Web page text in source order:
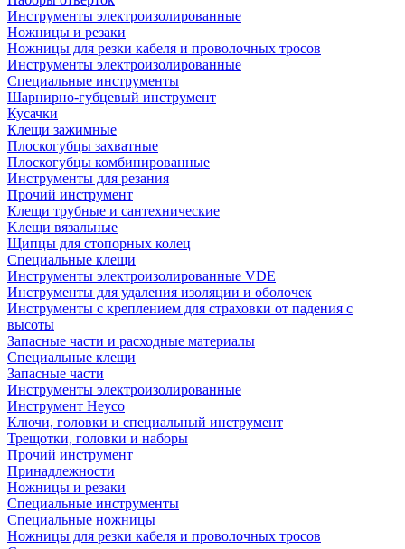
Инструменты электроизолированные
Ножницы и резаки
Ножницы для резки кабеля и проволочных тросов
Инструменты электроизолированные
Специальные инструменты
Шарнирно-губцевый инструмент
Кусачки
Клещи зажимные
Плоскогубцы захватные
Плоскогубцы комбинированные
Инструменты для резания
Прочий инструмент
Клещи трубные и сантехнические
Kлещи вязальные
Щипцы для стопорных колец
Специальные клещи
Инструменты электроизолированные VDE
Инструменты для удаления изоляции и оболочек
Инструменты с креплением для страховки от падения с
высоты
Запасные части и расходные материалы
Специальные клещи
Запасные части
Инструменты электроизолированные
Инструмент Heyco
Ключи, головки и специальный инструмент
Трещотки, головки и наборы
Прочий инструмент
Принадлежности
Ножницы и резаки
Специальные инструменты
Специальные ножницы
Ножницы для резки кабеля и проволочных тросов